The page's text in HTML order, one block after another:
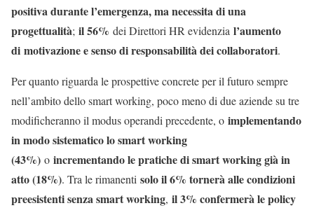
positiva durante l’emergenza, ma necessita di una
progettualità; il 56% dei Direttori HR evidenzia l’aumento
di motivazione e senso di responsabilità dei collaboratori.
Per quanto riguarda le prospettive concrete per il futuro sempre
nell’ambito dello smart working, poco meno di due aziende su tre
modificheranno il modus operandi precedente, o implementando
in modo sistematico lo smart working
(43%) o incrementando le pratiche di smart working già in
atto (18%). Tra le rimanenti solo il 6% tornerà alle condizioni
preesistenti senza smart working, il 3% confermerà le policy